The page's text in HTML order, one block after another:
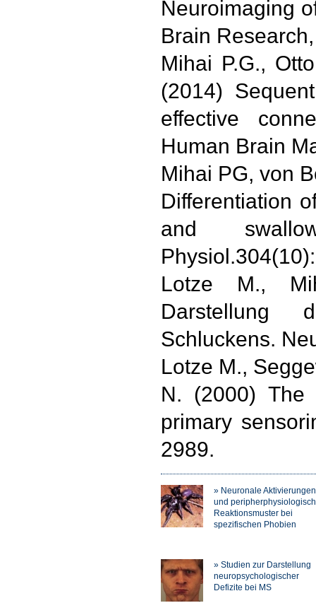
Neuroimaging
Brain
Mihai P.G.,
(2014)
effective
Human Brain
Mihai PG, von
Differentiation
and
Lotze M.,
Darstellung
Schluckens.
Lotze M.,
N. (2000) The
primary
2989.
» Neuronale Aktivierungen
und
Reaktionsmuster bei
spezifischen Phobien
» Studien zur Darstellung
neuropsychologischer
Defizite bei MS